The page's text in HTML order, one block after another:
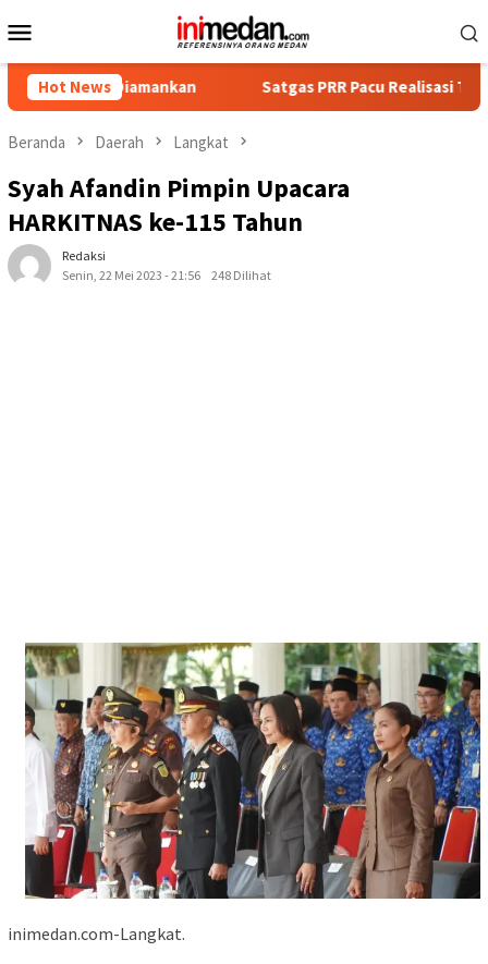
ke
Mobile
Hot News Satgas PRR Pacu Realisasi Tambahan TKD
Beranda Daerah Langkat
Syah Afandin Pimpin Upacara
HARKITNAS ke-115 Tahun
Redaksi
Senin, 22 Mei 2023 - 21:56
248 Dilihat
inimedan.com-Langkat.